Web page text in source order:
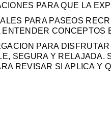
PARA QUE LA
PARA PASEOS
ENTENDER CONCEPTOS
PARA DISFRUTAR
SEGURA Y RELAJADA.
REVISAR SI APLICA Y